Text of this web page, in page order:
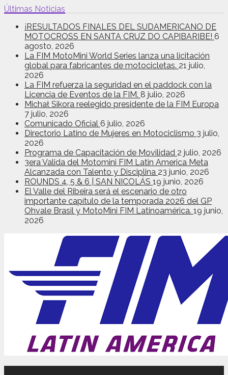
Últimas Noticias
¡RESULTADOS FINALES DEL SUDAMERICANO DE
MOTOCROSS EN SANTA CRUZ DO CAPIBARIBE! 6
agosto, 2026
La FIM MotoMini World Series lanza una licitación
global para fabricantes de motocicletas. 21 julio,
2026
La FIM refuerza la seguridad en el paddock con la
Licencia de Eventos de la FIM. 8 julio, 2026
Michał Sikora reelegido presidente de la FIM Europa
7 julio, 2026
Comunicado Oficial 6 julio, 2026
Directorio Latino de Mujeres en Motociclismo 3 julio,
2026
Programa de Capacitación de Movilidad 2 julio, 2026
3era Valida del Motomini FIM Latin America Meta
Alcanzada con Talento y Disciplina 23 junio, 2026
ROUNDS 4, 5 & 6 | SAN NICOLÁS 19 junio, 2026
El Valle del Ribeira será el escenario de otro
importante capítulo de la temporada 2026 del GP
Ohvale Brasil y MotoMini FIM Latinoamérica. 19 junio,
2026